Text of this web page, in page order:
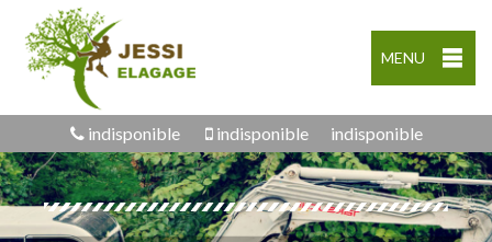
MENU
indisponible indisponible indisponible